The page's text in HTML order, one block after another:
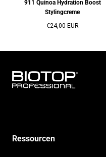
911 Quinoa Hydration Boost
Stylingcreme
Regulärer
€24,00 EUR
Ressourcen